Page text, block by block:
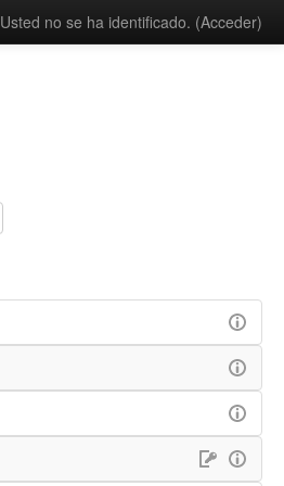
Usted no se ha identificado. (Acceder)